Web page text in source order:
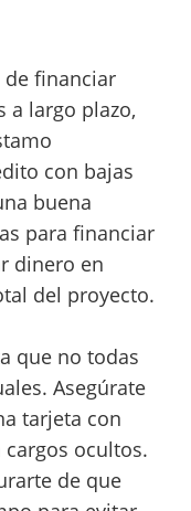
de financiar
a largo plazo,
con bajas
buena
para financiar
dinero en
del proyecto.
que no todas
Asegúrate
tarjeta con
ocultos.
de que